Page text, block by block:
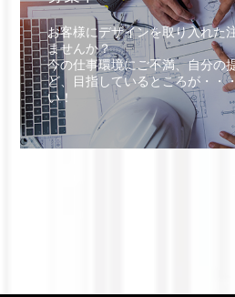
お客様にデザインを取り入れた
ませんか？
今の仕事環境にご不満、自分の
ど、目指しているところが・・
い！